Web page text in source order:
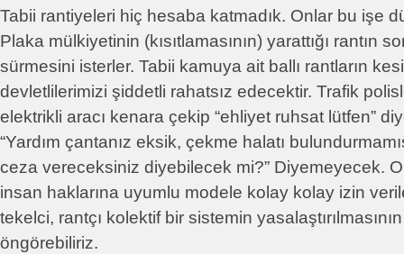
Tabii rantiyeleri hiç hesaba katmadık. Onlar bu işe
Plaka mülkiyetinin (kısıtlamasının) yarattığı rantın
sürmesini isterler. Tabii kamuya ait ballı rantların
devletlilerimizi şiddetli rahatsız edecektir. Trafik
elektrikli aracı kenara çekip “ehliyet ruhsat lütfen”
“Yardım çantanız eksik, çekme halatı
ceza vereceksiniz diyebilecek mi?” Diyemeyecek.
insan haklarına uyumlu modele kolay kolay izin
tekelci, rantçı kolektif bir sistemin
öngörebiliriz.